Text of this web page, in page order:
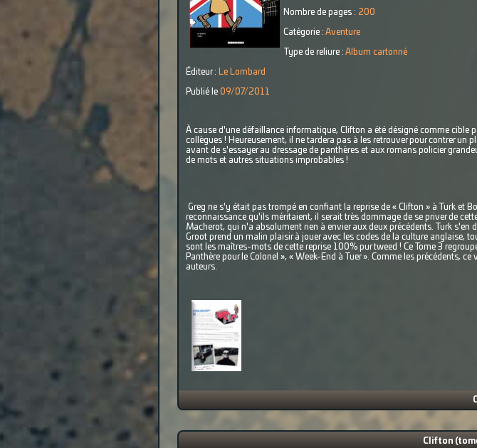
Nombre de pages : 200
Catégorie : Aventure
Type de reliure : Album cartonné
Éditeur : Le Lombard
Publié le 09/07/2011
À cause d'une défaillance informatique, Clifton a été désigné comme cible
collègues ! Heureusement, il ne tardera pas à les retrouver pour contrer
avant de s'essayer au dressage de panthères et aux romans policier
de mots et autres situations improbables !
Greg ne s'y était pas trompé en confiant la reprise de « Clifton » à Turk et
reconnaissance qu'ils méritaient, il serait très dommage de se priver de
Macherot, qui n'a absolument rien à envier aux deux précédents. Turk
Groot prend un malin plaisir à jouer avec les codes de la culture anglaise,
sont les maîtres-mots de cette reprise 100% pur tweed ! Ce Tome 3
Panthère pour le Colonel », « Week-End à Tuer ». Comme les précédents,
auteurs.
Clifton